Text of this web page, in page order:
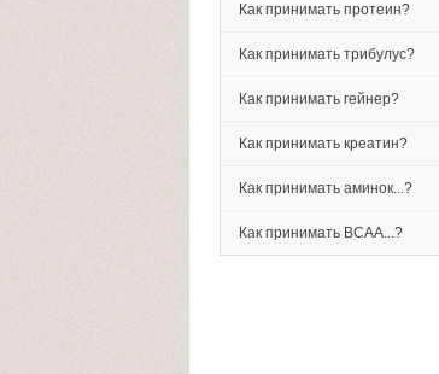
Как принимать протеин?
Как принимать трибулус?
Как принимать гейнер?
Как принимать креатин?
Как принимать аминок...?
Как принимать BCAA...?